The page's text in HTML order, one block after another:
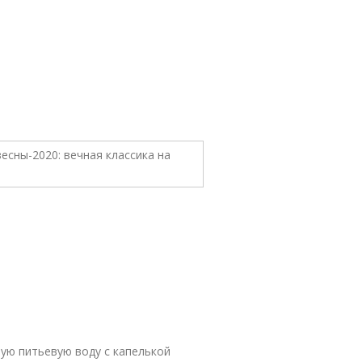
питьевую воду с капелькой